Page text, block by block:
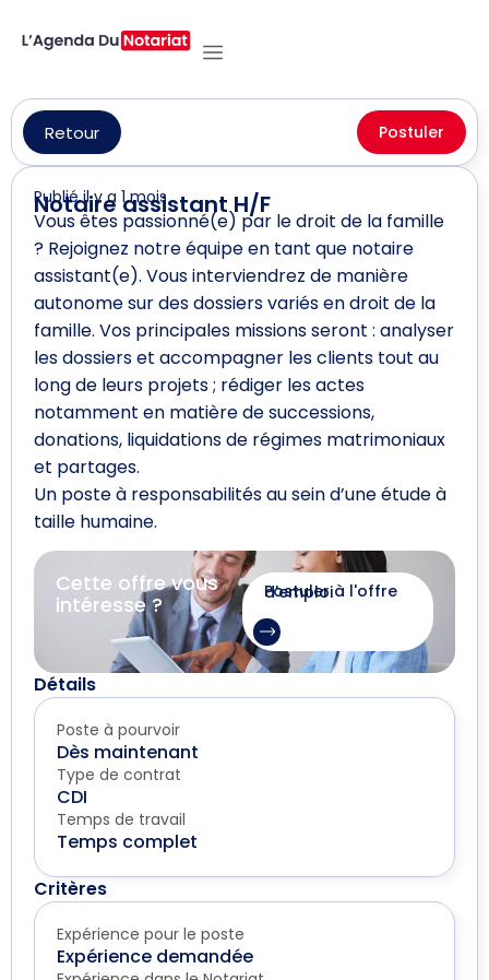
Retour Postuler
Notaire assistant H/F
Publié il y a 1 mois
Vous êtes passionné(e) par le droit de la famille
? Rejoignez notre équipe en tant que notaire
assistant(e). Vous interviendrez de manière
autonome sur des dossiers variés en droit de la
famille. Vos principales missions seront : analyser
les dossiers et accompagner les clients tout au
long de leurs projets ; rédiger les actes
notamment en matière de successions,
donations, liquidations de régimes matrimoniaux
et partages.
Un poste à responsabilités au sein d’une étude à
taille humaine.
Cette offre vous
intéresse ?
Postuler à l'offre d'emploi
Détails
Poste à pourvoir
Dès maintenant
Type de contrat
CDI
Temps de travail
Temps complet
Critères
Expérience pour le poste
Expérience demandée